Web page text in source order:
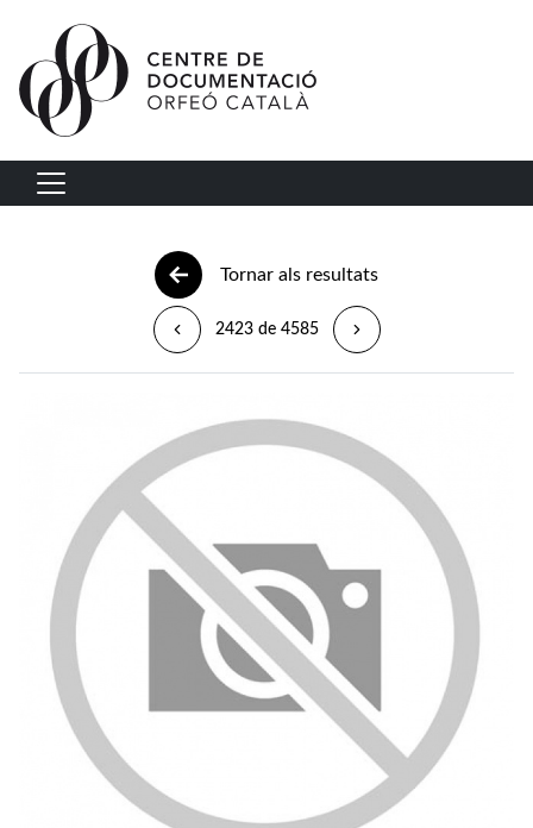
Vés al contingut
Navegació principal
Tornar als resultats
2423 de 4585